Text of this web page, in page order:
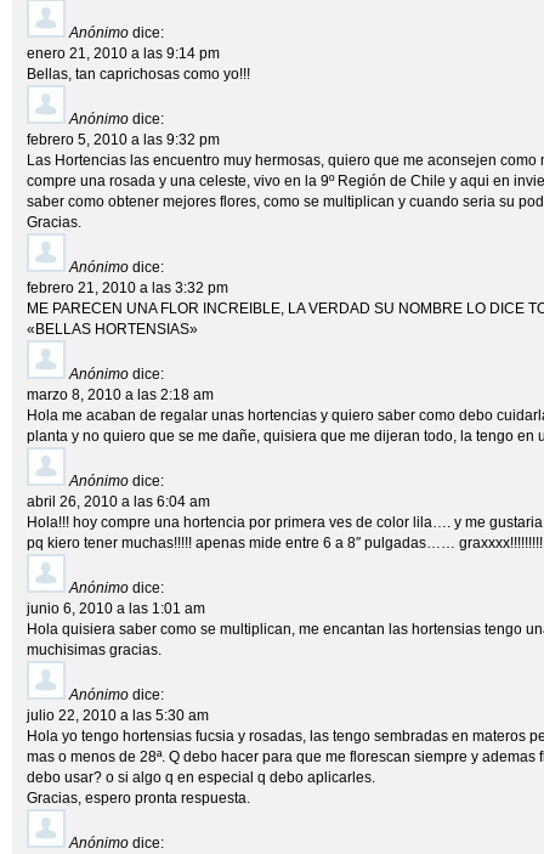
Anónimo dice:
enero 21, 2010 a las 9:14 pm
Bellas, tan caprichosas como yo!!!
Anónimo dice:
febrero 5, 2010 a las 9:32 pm
Las Hortencias las encuentro muy hermosas, quiero que me aconsejen
compre una rosada y una celeste, vivo en la 9º Región de Chile y aqui en
saber como obtener mejores flores, como se multiplican y cuando seria su
Gracias.
Anónimo dice:
febrero 21, 2010 a las 3:32 pm
ME PARECEN UNA FLOR INCREIBLE, LA VERDAD SU NOMBRE LO DICE
«BELLAS HORTENSIAS»
Anónimo dice:
marzo 8, 2010 a las 2:18 am
Hola me acaban de regalar unas hortencias y quiero saber como debo
planta y no quiero que se me dañe, quisiera que me dijeran todo, la tengo en
Anónimo dice:
abril 26, 2010 a las 6:04 am
Hola!!! hoy compre una hortencia por primera ves de color lila…. y me
pq kiero tener muchas!!!!! apenas mide entre 6 a 8″ pulgadas……
Anónimo dice:
junio 6, 2010 a las 1:01 am
Hola quisiera saber como se multiplican, me encantan las hortensias tengo
muchisimas gracias.
Anónimo dice:
julio 22, 2010 a las 5:30 am
Hola yo tengo hortensias fucsia y rosadas, las tengo sembradas en materos
mas o menos de 28ª. Q debo hacer para que me florescan siempre y ademas
debo usar? o si algo q en especial q debo aplicarles.
Gracias, espero pronta respuesta.
Anónimo dice: